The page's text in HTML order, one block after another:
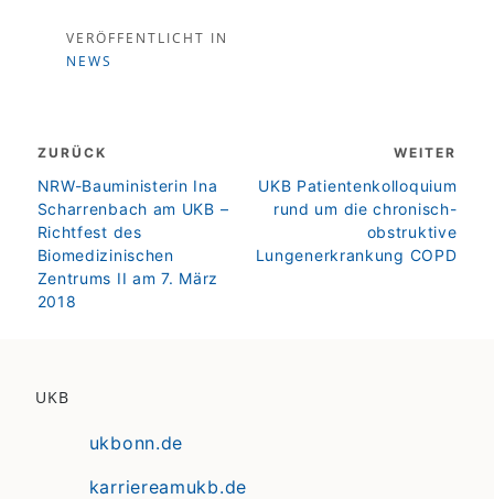
VERÖFFENTLICHT IN
NEWS
ZURÜCK
zurück
NRW-Bauministerin Ina
Scharrenbach am UKB –
Richtfest des
Biomedizinischen
Zentrums II am 7. März
2018
WEITER
weiter
UKB Patientenkolloquium
rund um die chronisch-
obstruktive
Lungenerkrankung COPD
UKB
ukbonn.de
karriereamukb.de